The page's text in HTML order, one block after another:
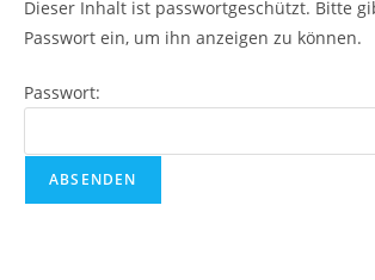
Dieser Inhalt ist passwortgeschützt. Bitte
Passwort ein, um ihn anzeigen zu können.
Passwort: